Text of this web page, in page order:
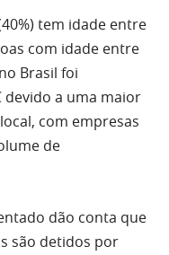
tem idade entre
com idade entre
Brasil foi
devido a uma maior
com empresas
de
dão conta que
são detidos por